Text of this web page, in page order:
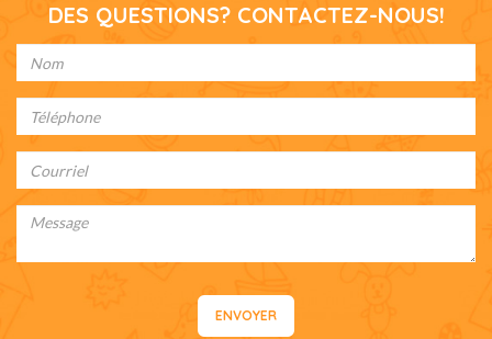
DES QUESTIONS? CONTACTEZ-NOUS!
ENVOYER